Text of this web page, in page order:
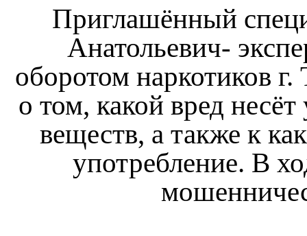
Приглашённый
Анатольевич-
оборотом наркотиков г.
о том, какой вред
веществ, а также к
употребление. В